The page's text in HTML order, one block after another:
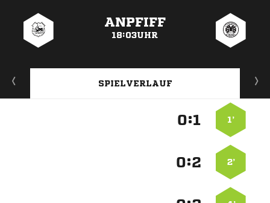
ANPFIFF
18:03UHR
SPIELVERLAUF
1’
:
2’
: